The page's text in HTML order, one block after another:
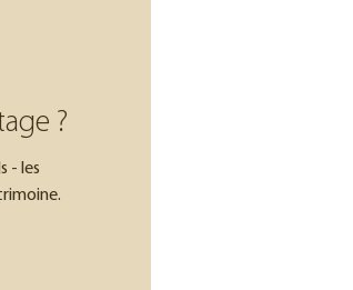
?
- les